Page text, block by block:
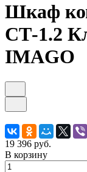
Шкаф
СТ-1.2
IMAGO
19 396 руб.
В корзину